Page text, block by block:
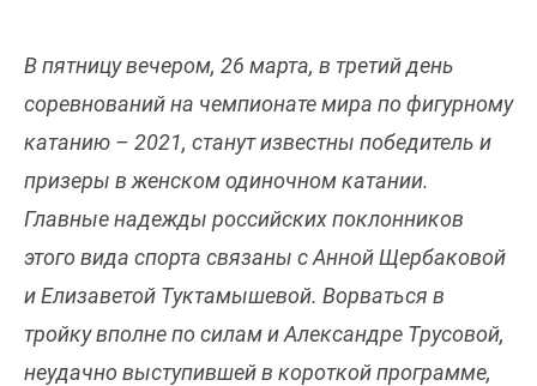
В пятницу вечером, 26 марта, в третий день
соревнований на чемпионате мира по фигурному
катанию – 2021, станут известны победитель и
призеры в женском одиночном катании.
Главные надежды российских поклонников
этого вида спорта связаны с Анной Щербаковой
и Елизаветой Туктамышевой. Ворваться в
тройку вполне по силам и Александре Трусовой,
неудачно выступившей в короткой программе,